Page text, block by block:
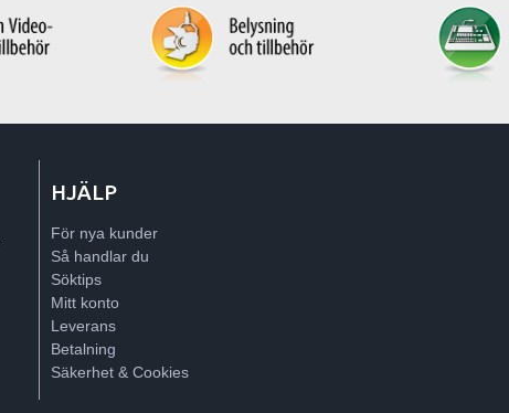
HJÄLP
För nya kunder
Så handlar du
Söktips
Mitt konto
Leverans
Betalning
Säkerhet & Cookies